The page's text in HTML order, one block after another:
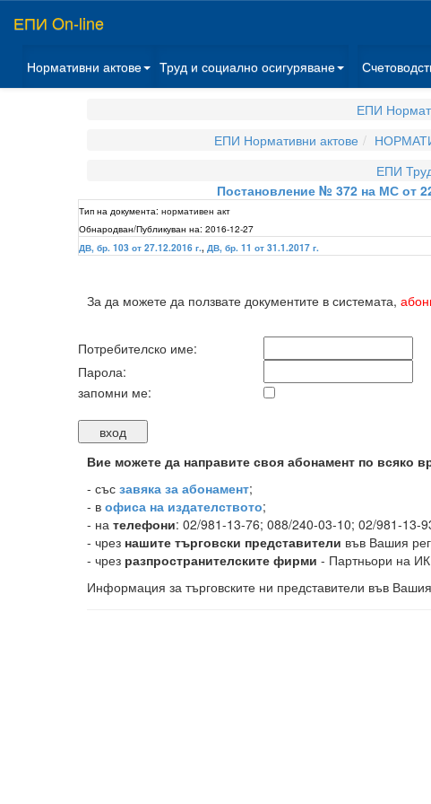
ЕПИ On-line
Нормативни актове Труд и социално осигуряване
ЕПИ
ЕПИ Нормативни актове
ЕПИ
Постановление № 372 на МС от
Тип на документа: нормативен акт
Обнародван/Публикуван на: 2016-12-27
ДВ, бр. 103 от 27.12.2016 г., ДВ, бр. 11 от 31.1.2017 г.
За да можете да ползвате документите в системата,
Потребителско име:
Парола:
запомни ме:
Вие можете да направите своя абонамент по всяко
- със завяка за абонамент;
- в офиса на издателството;
- на телефони: 02/981-13-76; 088/240-03-10; 02/981-13-
- чрез нашите търговски представители във Вашия
- чрез разпространителските фирми - Партньори на
Информация за търговските ни представители във